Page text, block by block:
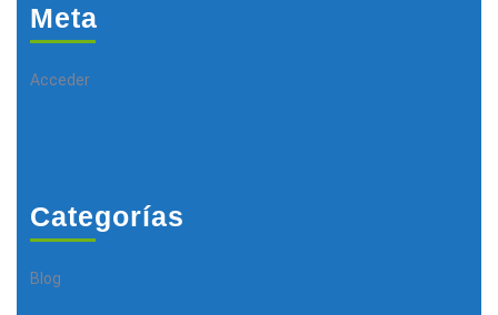
Meta
Acceder
Categorías
Blog